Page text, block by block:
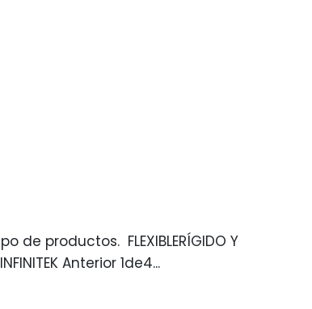
productos. FLEXIBLERÍGIDO Y
Anterior 1de4...